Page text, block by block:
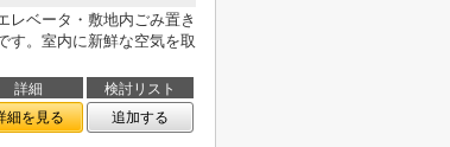
レベータ・敷地内ごみ置き
す。室内に新鮮な空気を取
詳細
検討リスト
細を見る 追加する